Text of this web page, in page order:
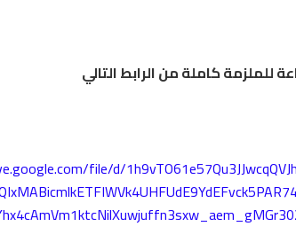
للملزمة كاملة من الرابط التالي
file/d/